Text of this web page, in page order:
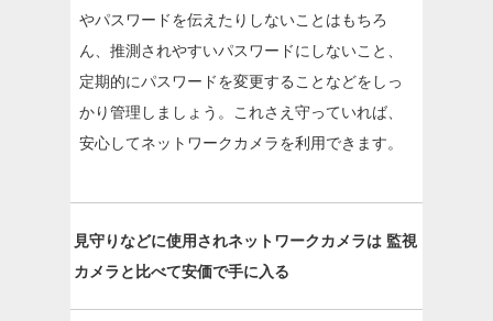
やパスワードを伝えたりしないことはもちろ
ん、推測されやすいパスワードにしないこと、
定期的にパスワードを変更することなどをしっ
かり管理しましょう。これさえ守っていれば、
安心してネットワークカメラを利用できます。
見守りなどに使用されネットワークカメラは 監視
カメラと比べて安価で手に入る